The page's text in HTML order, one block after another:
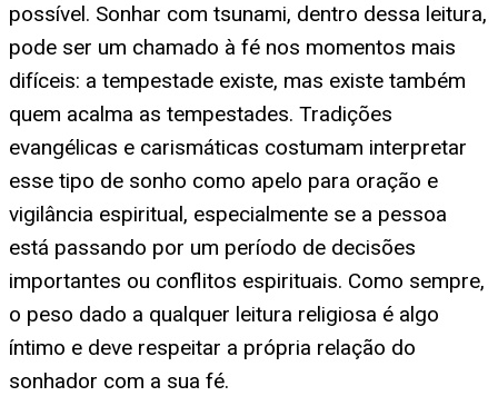
possível. Sonhar com tsunami, dentro dessa leitura,
pode ser um chamado à fé nos momentos mais
difíceis: a tempestade existe, mas existe também
quem acalma as tempestades. Tradições
evangélicas e carismáticas costumam interpretar
esse tipo de sonho como apelo para oração e
vigilância espiritual, especialmente se a pessoa
está passando por um período de decisões
importantes ou conflitos espirituais. Como sempre,
o peso dado a qualquer leitura religiosa é algo
íntimo e deve respeitar a própria relação do
sonhador com a sua fé.